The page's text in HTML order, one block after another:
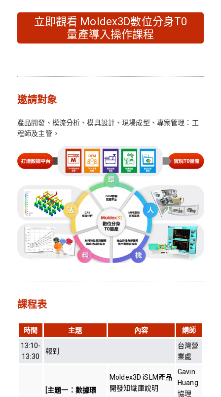
立即觀看 Moldex3D數位分身T0
量產導入操作課程
邀請對象
產品開發、模流分析、模具設計、現場成型、專案管理：工
程師及主管。
課程表
時間 主題 內容
講師
13:10-
13:30
報到
台灣營
業處
[主題一：數據環
Moldex3D iSLM產品
開發知識庫說明
Gavin
Huang
協理